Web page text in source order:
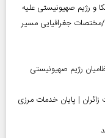
و رژیم صهیونیستی علیه
مختصات جغرافیایی مسیر
رژیم صهیونیستی
| پایان خدمات مرزی